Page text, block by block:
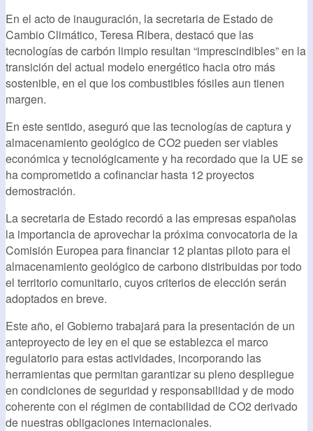
En el acto de inauguración, la secretaria de Estado de
Cambio Climático, Teresa Ribera, destacó que las
tecnologías de carbón limpio resultan “imprescindibles” en la
transición del actual modelo energético hacia otro más
sostenible, en el que los combustibles fósiles aun tienen
margen.
En este sentido, aseguró que las tecnologías de captura y
almacenamiento geológico de CO2 pueden ser viables
económica y tecnológicamente y ha recordado que la UE se
ha comprometido a cofinanciar hasta 12 proyectos
demostración.
La secretaria de Estado recordó a las empresas españolas
la importancia de aprovechar la próxima convocatoria de la
Comisión Europea para financiar 12 plantas piloto para el
almacenamiento geológico de carbono distribuidas por todo
el territorio comunitario, cuyos criterios de elección serán
adoptados en breve.
Este año, el Gobierno trabajará para la presentación de un
anteproyecto de ley en el que se establezca el marco
regulatorio para estas actividades, incorporando las
herramientas que permitan garantizar su pleno despliegue
en condiciones de seguridad y responsabilidad y de modo
coherente con el régimen de contabilidad de CO2 derivado
de nuestras obligaciones internacionales.